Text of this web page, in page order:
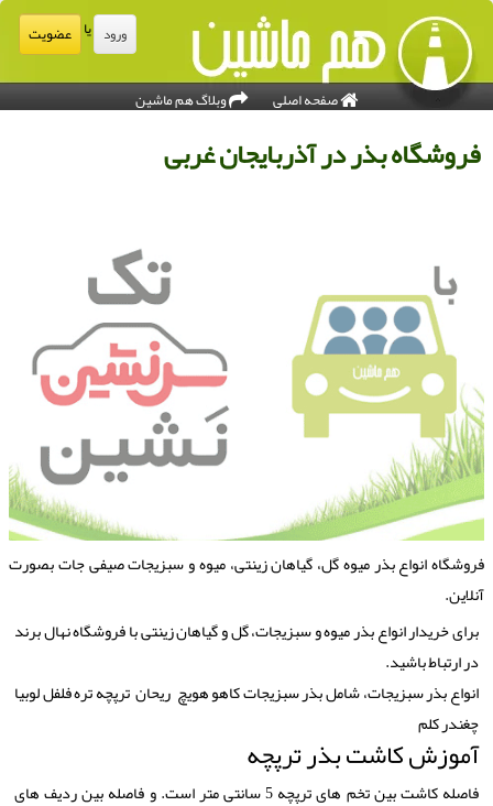
ورود عضویت
صفحه اصلی وبلاگ هم ماشین
فروشگاه بذر در آذربایجان غربی
انواع بذر میوه گل، گیاهان زینتی، میوه و سبزیجات صیفی جات بصورت
برای خریدار انواع بذر میوه و سبزیجات، گل و گیاهان زینتی با فروشگاه نهال برند
در ارتباط باشید.
انواع بذر سبزیجات، شامل بذر سبزیجات کاهو هویچ ریحان ترپچه تره فلفل لوبیا
چغندر کلم
آموزش کاشت بذر ترپچه
فاصله کاشت بین تخم های ترپچه 5 سانتی متر است. و فاصله بین ردیف های